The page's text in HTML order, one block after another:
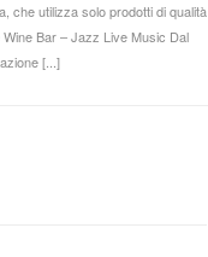
che utilizza solo prodotti di qualità
Bar – Jazz Live Music Dal
[...]